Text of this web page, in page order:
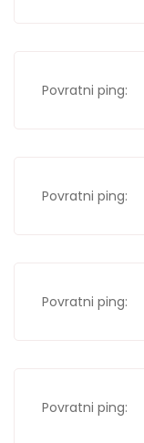
Povratni ping:
Povratni ping:
Povratni ping:
Povratni ping: